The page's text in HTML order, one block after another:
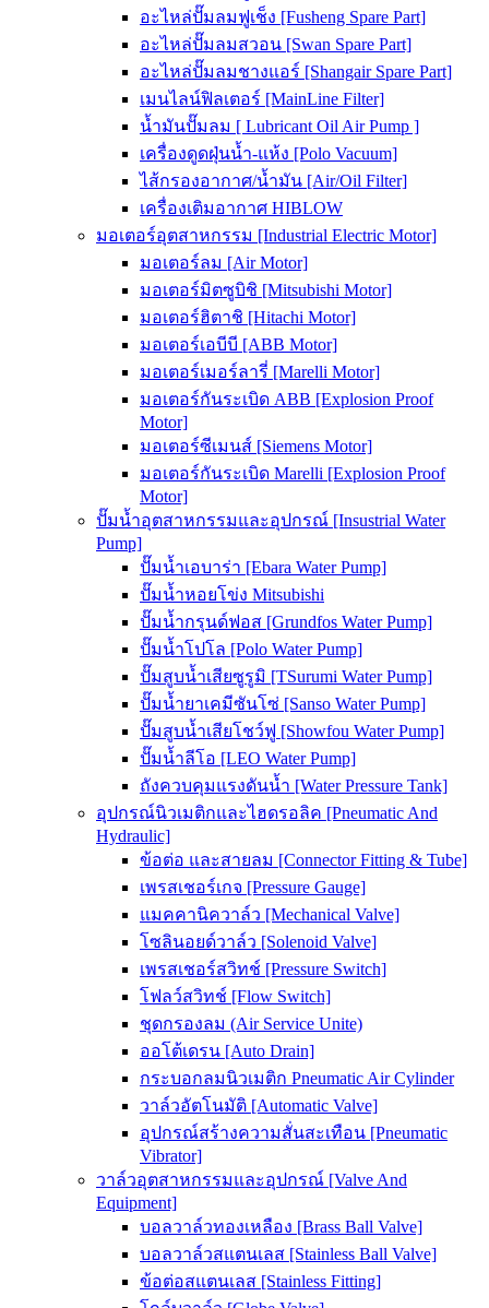
อะไหล่ปั๊มลมฟูเช็ง [Fusheng Spare Part]
อะไหล่ปั๊มลมสวอน [Swan Spare Part]
อะไหล่ปั๊มลมชางแอร์ [Shangair Spare Part]
เมนไลน์ฟิลเตอร์ [MainLine Filter]
น้ำมันปั๊มลม [ Lubricant Oil Air Pump ]
เครื่องดูดฝุ่นน้ำ-แห้ง [Polo Vacuum]
ไส้กรองอากาศ/น้ำมัน [Air/Oil Filter]
เครื่องเติมอากาศ HIBLOW
มอเตอร์อุตสาหกรรม [Industrial Electric Motor]
มอเตอร์ลม [Air Motor]
มอเตอร์มิตซูบิชิ [Mitsubishi Motor]
มอเตอร์ฮิตาชิ [Hitachi Motor]
มอเตอร์เอบีบี [ABB Motor]
มอเตอร์เมอร์ลารี่ [Marelli Motor]
มอเตอร์กันระเบิด ABB [Explosion Proof
Motor]
มอเตอร์ซีเมนส์ [Siemens Motor]
มอเตอร์กันระเบิด Marelli [Explosion Proof
Motor]
ปั๊มน้ำอุตสาหกรรมและอุปกรณ์ [Insustrial Water
Pump]
ปั๊มน้ำเอบาร่า [Ebara Water Pump]
ปั๊มน้ำหอยโข่ง Mitsubishi
ปั๊มน้ำกรุนด์ฟอส [Grundfos Water Pump]
ปั๊มน้ำโปโล [Polo Water Pump]
ปั๊มสูบน้ำเสียซูรูมิ [TSurumi Water Pump]
ปั๊มน้ำยาเคมีซันโซ่ [Sanso Water Pump]
ปั๊มสูบน้ำเสียโชว์ฟู [Showfou Water Pump]
ปั๊มน้ำลีโอ [LEO Water Pump]
ถังควบคุมแรงดันน้ำ [Water Pressure Tank]
อุปกรณ์นิวเมติกและไฮดรอลิค [Pneumatic And
Hydraulic]
ข้อต่อ และสายลม [Connector Fitting & Tube]
เพรสเชอร์เกจ [Pressure Gauge]
แมคคานิควาล์ว [Mechanical Valve]
โซลินอยด์วาล์ว [Solenoid Valve]
เพรสเชอร์สวิทช์ [Pressure Switch]
โฟลว์สวิทช์ [Flow Switch]
ชุดกรองลม (Air Service Unite)
ออโต้เดรน [Auto Drain]
กระบอกลมนิวเมติก Pneumatic Air Cylinder
วาล์วอัตโนมัติ [Automatic Valve]
อุปกรณ์สร้างความสั่นสะเทือน [Pneumatic
Vibrator]
วาล์วอุตสาหกรรมและอุปกรณ์ [Valve And
Equipment]
บอลวาล์วทองเหลือง [Brass Ball Valve]
บอลวาล์วสแตนเลส [Stainless Ball Valve]
ข้อต่อสแตนเลส [Stainless Fitting]